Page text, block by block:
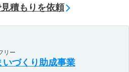
積もりを依頼
リー
づくり助成事業